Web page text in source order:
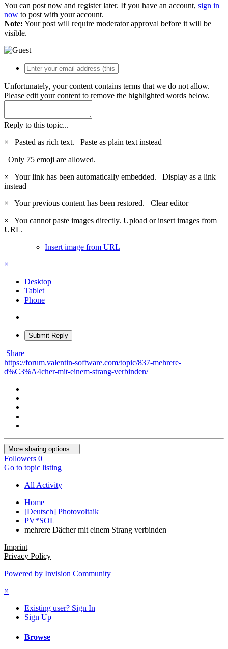
You can post now and register later. If you have an account, sign in
now to post with your account.
Note: Your post will require moderator approval before it will be
visible.
Unfortunately, your content contains terms that we do not allow.
Please edit your content to remove the highlighted words below.
Reply to this topic...
×
Pasted as rich text. Paste as plain text instead
Only 75 emoji are allowed.
×
Your link has been automatically embedded. Display as a link
instead
×
Your previous content has been restored. Clear editor
×
You cannot paste images directly. Upload or insert images from
URL.
Insert image from URL
×
Desktop
Tablet
Phone
Submit Reply
Share
https://forum.valentin-software.com/topic/837-mehrere-
d%C3%A4cher-mit-einem-strang-verbinden/
More sharing options...
Followers 0
Go to topic listing
All Activity
Home
[Deutsch] Photovoltaik
PV*SOL
mehrere Dächer mit einem Strang verbinden
Imprint
Privacy Policy
Powered by Invision Community
×
Existing user? Sign In
Sign Up
Browse